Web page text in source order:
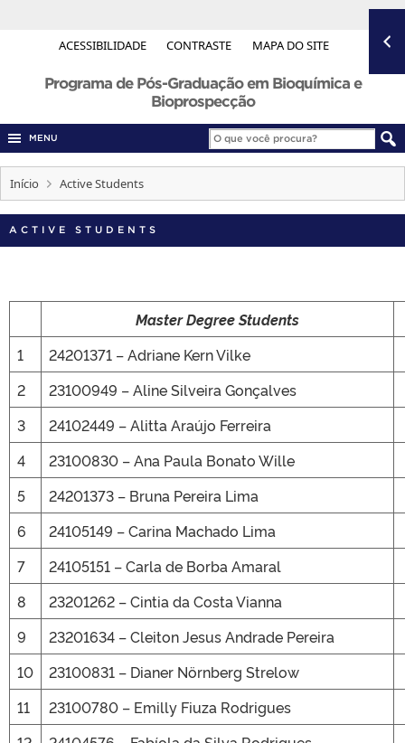
ACESSIBILIDADE CONTRASTE MAPA DO SITE
Programa de Pós-Graduação em Bioquímica e
Bioprospecção
MENU
Início Active Students
ACTIVE STUDENTS
Master Degree Students
1
24201371 – Adriane Kern Vilke
2
23100949 – Aline Silveira Gonçalves
3
24102449 – Alitta Araújo Ferreira
4
23100830 – Ana Paula Bonato Wille
5
24201373 – Bruna Pereira Lima
6
24105149 – Carina Machado Lima
7
24105151 – Carla de Borba Amaral
8
23201262 – Cintia da Costa Vianna
9
23201634 – Cleiton Jesus Andrade Pereira
10
23100831 – Dianer Nörnberg Strelow
11
23100780 – Emilly Fiuza Rodrigues